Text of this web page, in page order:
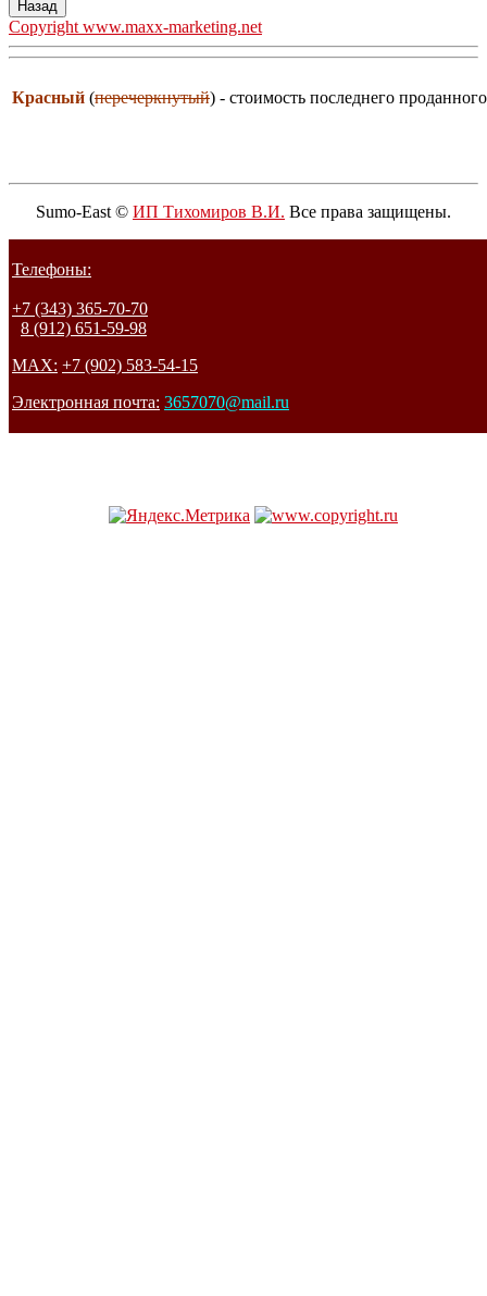
Copyright www.maxx-marketing.net
Красный (перечеркнутый) - стоимость последнего
Sumo-East © ИП Тихомиров В.И. Все права защищены.
Телефоны:
+7 (343) 365-70-70
8 (912) 651-59-98
MAX: +7 (902) 583-54-15
Электронная почта: 3657070@mail.ru